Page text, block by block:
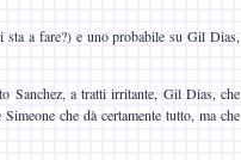
a fare?) e uno probabile su Gil Dias,
Sanchez, a tratti irritante, Gil Dias, che
che dà certamente tutto, ma che